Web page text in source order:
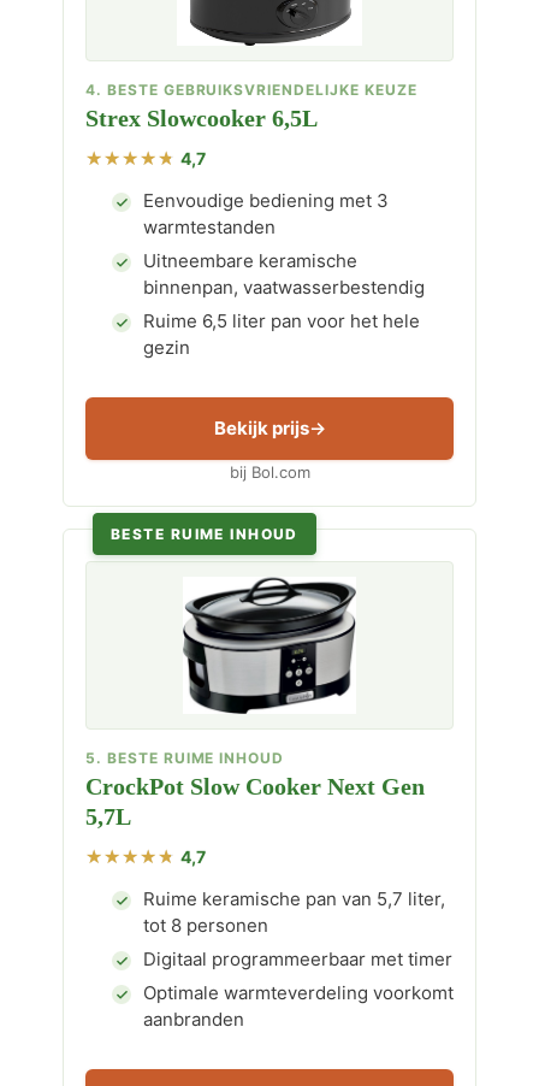
4. BESTE GEBRUIKSVRIENDELIJKE KEUZE
Strex Slowcooker 6,5L
4,7
Eenvoudige bediening met 3
warmtestanden
Uitneembare keramische
binnenpan, vaatwasserbestendig
Ruime 6,5 liter pan voor het hele
gezin
Bekijk prijs
bij Bol.com
BESTE RUIME INHOUD
5. BESTE RUIME INHOUD
CrockPot Slow Cooker Next Gen
5,7L
4,7
Ruime keramische pan van 5,7 liter,
tot 8 personen
Digitaal programmeerbaar met timer
Optimale warmteverdeling voorkomt
aanbranden